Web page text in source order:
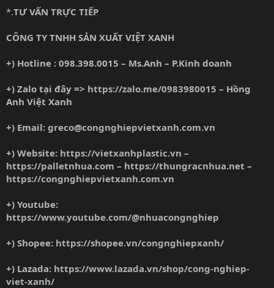
*.TƯ VẤN TRỰC TIẾP
CÔNG TY TNHH SẢN XUẤT VIỆT XANH
+) Hotline : 098.398.0015 – Ms.Anh – P.Kinh doanh
+) Zalo tại đây => https://zalo.me/0983980015 – Hồng
Anh Việt Xanh
+) Email: greco@congnghiepvietxanh.com.vn
+) Website: https://vietxanhplastic.vn –
https://palletnhua.com – https://thungracnhua.net –
https://congnghiepvietxanh.com.vn
+) Youtube:
https://www.youtube.com/@nhuacongnghiep
+) Shopee: https://shopee.vn/congnghiepxanh/
+) Lazada: https://www.lazada.vn/shop/cong-nghiep-
viet-xanh/